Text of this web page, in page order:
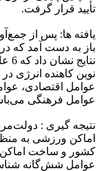
تأیید قرار گرفت.
نوین کاهنده انرژی
عوامل اقتصادی،
عوامل فرهنگی
نتیجه گیری :
اماکن ورزشی به
کشور و ساخت اماکن
عوامل شش‌گانه